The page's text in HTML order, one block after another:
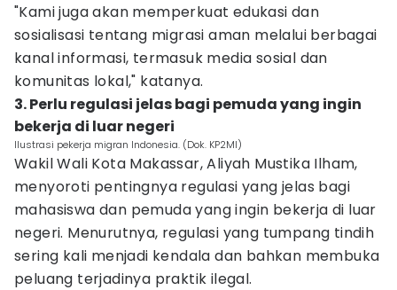
"Kami juga akan memperkuat edukasi dan
sosialisasi tentang migrasi aman melalui berbagai
kanal informasi, termasuk media sosial dan
komunitas lokal," katanya.
3. Perlu regulasi jelas bagi pemuda yang ingin
bekerja di luar negeri
Ilustrasi pekerja migran Indonesia. (Dok. KP2MI)
Wakil Wali Kota Makassar, Aliyah Mustika Ilham,
menyoroti pentingnya regulasi yang jelas bagi
mahasiswa dan pemuda yang ingin bekerja di luar
negeri. Menurutnya, regulasi yang tumpang tindih
sering kali menjadi kendala dan bahkan membuka
peluang terjadinya praktik ilegal.